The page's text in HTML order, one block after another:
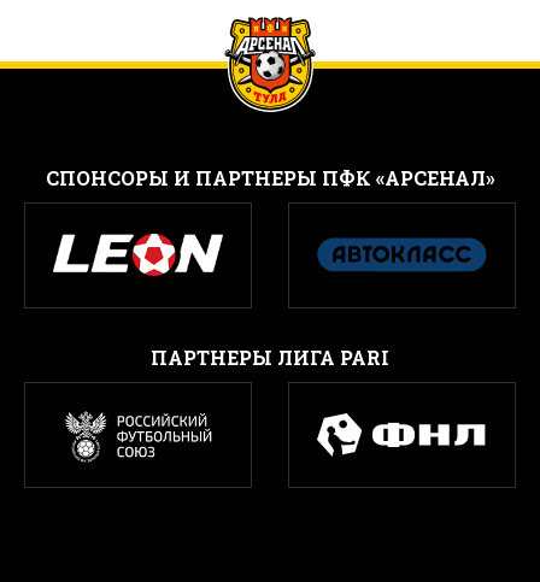
CПОНСОРЫ И ПАРТНЕРЫ ПФК «АРСЕНАЛ»
ПАРТНЕРЫ ЛИГА PARI